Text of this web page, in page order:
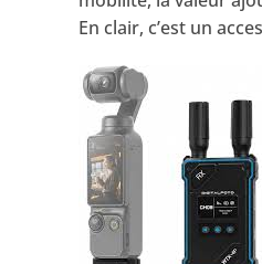
En clair, c’est un